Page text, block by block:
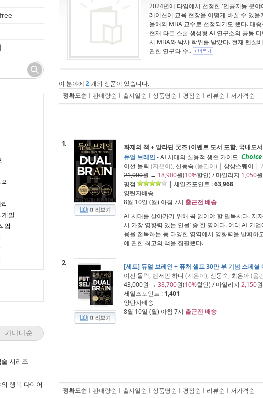
계발
업
가나다순
시리즈
행복 다이어
2024년에 타임에서 선정한 '인공지능 분
레이션이 교육 현장을 어떻게 바꿀 수 있
올해의 MBA 교수로 선정되기도 했다. 대
현재 와튼 스쿨 생성형 AI 연구소의 공동
서 MBA와 박사 학위를 받았다. 현재 펜실
관한 연구와 수..
이 분야에 2 개의 상품이 있습니다.
정확도순 ㅣ 판매량순 ㅣ 출시일순 ㅣ 상품명순 ㅣ 평점순 ㅣ 리뷰순 ㅣ 저가격순
1.
화제의 책 + 알라딘 굿즈 (이벤트 도서 포함, 국내도
듀얼 브레인 - AI 시대의 실용적 생존 가이드 Choice
이선 몰릭 (지은이), 신동숙 (옮긴이) | 상상스퀘어 |
21,000원 → 18,900원(10%할인) / 마일리지 1,050
평점
| 세일즈포인트 :63,968
양탄자배송
8월 10일 (월) 아침 7시 출근전 배송
AI 시대를 살아가기 위해 꼭 읽어야 할 필독서다. 저
서 가장 영향력 있는 인물’ 중 한 명이다. 여러 AI 기
용을 접목하는 등 다양한 영역에서 영향력을 발휘하
에 관한 최고의 책을 집필했다.
2.
[세트] 듀얼 브레인 + 퓨처 셀프 30만 부 기념 스페셜
이선 몰릭, 벤저민 하디 (지은이), 신동숙, 최은아(옮
43,000원 → 38,700원(10%할인) / 마일리지 2,150
세일즈포인트 : 1,401
양탄자배송
8월 10일 (월) 아침 7시 출근전 배송
정확도순 ㅣ 판매량순 ㅣ 출시일순 ㅣ 상품명순 ㅣ 평점순 ㅣ 리뷰순 ㅣ 저가격순